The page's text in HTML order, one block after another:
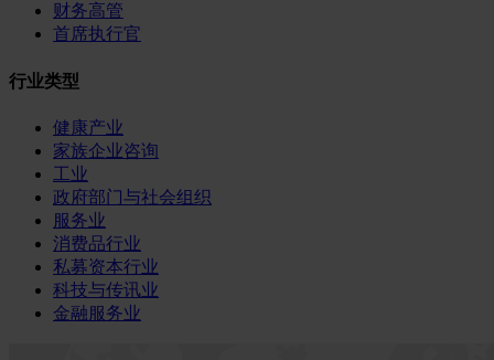
财务高管
首席执行官
行业类型
健康产业
家族企业咨询
工业
政府部门与社会组织
服务业
消费品行业
私募资本行业
科技与传讯业
金融服务业